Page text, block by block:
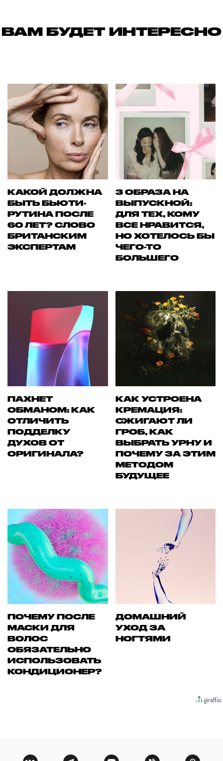
ВАМ БУДЕТ ИНТЕРЕСНО
КАКОЙ ДОЛЖНА
БЫТЬ БЬЮТИ-
РУТИНА ПОСЛЕ
60 ЛЕТ? СЛОВО
БРИТАНСКИМ
ЭКСПЕРТАМ
3 ОБРАЗА НА
ВЫПУСКНОЙ:
ДЛЯ ТЕХ, КОМУ
ВСЕ НРАВИТСЯ,
НО ХОТЕЛОСЬ БЫ
ЧЕГО-ТО
БОЛЬШЕГО
ПАХНЕТ
ОБМАНОМ: КАК
ОТЛИЧИТЬ
ПОДДЕЛКУ
ДУХОВ ОТ
ОРИГИНАЛА?
КАК УСТРОЕНА
КРЕМАЦИЯ:
СЖИГАЮТ ЛИ
ГРОБ, КАК
ВЫБРАТЬ УРНУ И
ПОЧЕМУ ЗА ЭТИМ
МЕТОДОМ
БУДУЩЕЕ
ПОЧЕМУ ПОСЛЕ
МАСКИ ДЛЯ
ВОЛОС
ОБЯЗАТЕЛЬНО
ИСПОЛЬЗОВАТЬ
КОНДИЦИОНЕР?
ДОМАШНИЙ
УХОД ЗА
НОГТЯМИ